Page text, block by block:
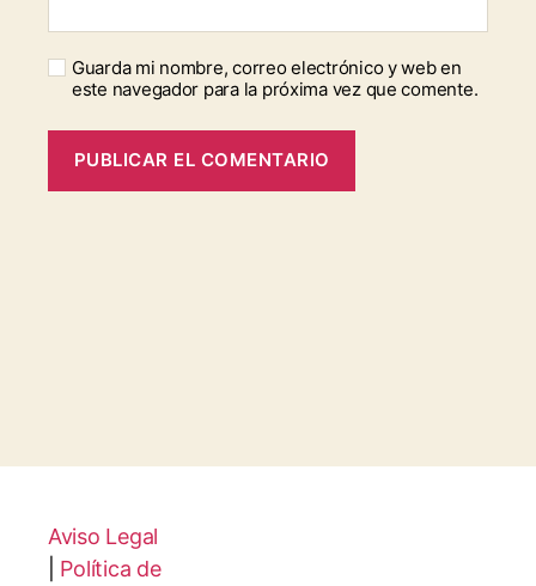
Guarda mi nombre, correo electrónico y web en
este navegador para la próxima vez que comente.
Aviso Legal
Política de